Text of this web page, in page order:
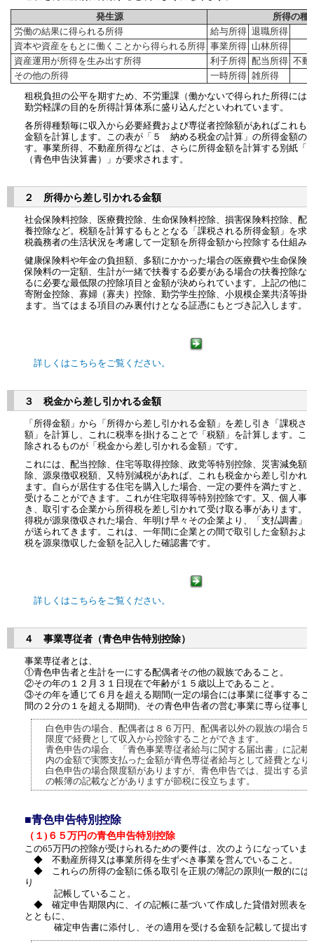
発生源
所得の種
労働の結果に得られる所得
給与所得 退職所得
資本や資産をもとに働くことから得られる所得 事業所得 山林所得
資産運用が所得を生み出す所得
利子所得 配当所得 不動
その他の所得
一時所得 雑所得
租税負担の公平を期すため、不労重課（働かないで得られた所得には
勤労軽課の目的を所得計算体系に盛り込んだといわれています。
各所得種類毎に収入から必要経費および専従者控除額があればこれも
金額を計算します。この表が「５ 納める税金の計算」の所得金額の
す。事業所得、不動産所得などは、さらに所得金額を計算する別紙「
（青色申告決算書）」が要求されます。
２ 所得から差し引かれる金額
社会保険料控除、医療費控除、生命保険料控除、損害保険料控除、配
養控除など。税額を計算するもととなる「課税される所得金額」を求
税義務者の生活状況を考慮して一定額を所得金額から控除する仕組み
健康保険料や年金の負担額、多額にかかった場合の医療費や生命保険
保険料の一定額、生計が一緒で扶養する必要がある場合の扶養控除な
るに必要な最低限の控除項目と金額が決められています。上記の他に
寄附金控除、寡婦（寡夫）控除、勤労学生控除、小規模企業共済等掛
ます。当てはまる項目のみ裏付けとなる証憑にもとづき記入します。
詳しくはこちらをご覧ください。
３ 税金から差し引かれる金額
「所得金額」から「所得から差し引かれる金額」を差し引き「課税さ
額」を計算し、これに税率を掛けることで「税額」を計算します。こ
除されるものが「税金から差し引かれる金額」です。
これには、配当控除、住宅等取得控除、政党等特別控除、災害減免額
除、源泉徴収税額、又特別減税があれば、これも税金から差し引かれ
ます。自らが居住する住宅を購入した場合、一定の要件を満たすと、
受けることができます。これが住宅取得等特別控除です。又、個人事
き、取引する企業から所得税を差し引かれて受け取る事があります。
得税が源泉徴収された場合、年明け早々その企業より、「支払調書」
が送られてきます。これは、一年間に企業との間で取引した金額およ
税を源泉徴収した金額を記入した確認書です。
詳しくはこちらをご覧ください。
４ 事業専従者（青色申告特別控除）
事業専従者とは、
①青色申告者と生計を一にする配偶者その他の親族であること。
②その年の１２月３１日現在で年齢が１５歳以上であること。
③その年を通じて６月を超える期間(一定の場合には事業に従事するこ
間の２分の１を超える期間)、その青色申告者の営む事業に専ら従事し
白色申告の場合、配偶者は８６万円、配偶者以外の親族の場合５
限度で経費として収入から控除することができます。
青色申告の場合、「青色事業専従者給与に関する届出書」に記載
内の金額で実際支払った金額が青色専従者給与として経費となり
白色申告の場合限度額がありますが、青色申告では、提出する資
の帳簿の記載などがありますが節税に役立ちます。
■青色申告特別控除
（１)６５万円の青色申告特別控除
この65万円の控除が受けられるための要件は、次のようになっていま
◆ 不動産所得又は事業所得を生ずべき事業を営んでいること。
◆ これらの所得の金額に係る取引を正規の簿記の原則(一般的には
り
記帳していること。
◆ 確定申告期限内に、イの記帳に基づいて作成した貸借対照表を
とともに、
確定申告書に添付し、その適用を受ける金額を記載して提出す